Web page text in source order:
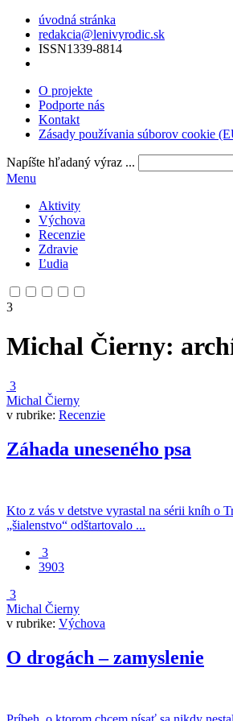
úvodná stránka
redakcia@lenivyrodic.sk
ISSN1339-8814
O projekte
Podporte nás
Kontakt
Zásady používania súborov cookie
Napíšte hľadaný výraz ...
Menu
Aktivity
Výchova
Recenzie
Zdravie
Ľudia
3
Michal Čierny:
3
Michal Čierny
v rubrike: Recenzie
Záhada uneseného psa
Kto z vás v detstve vyrastal na sérii kníh o
„šialenstvo“ odštartovalo ...
3
3903
3
Michal Čierny
v rubrike: Výchova
O drogách – zamyslenie